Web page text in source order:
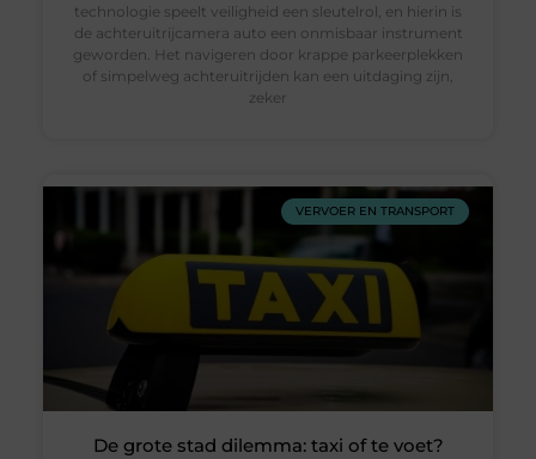
technologie speelt veiligheid een sleutelrol, en hierin is
de achteruitrijcamera auto een onmisbaar instrument
geworden. Het navigeren door krappe parkeerplekken
of simpelweg achteruitrijden kan een uitdaging zijn,
zeker
VERVOER EN TRANSPORT
De grote stad dilemma: taxi of te voet?